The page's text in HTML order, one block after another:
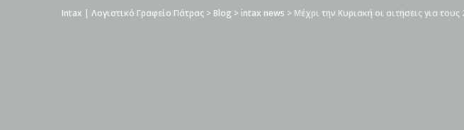
Intax | Λογιστικό Γραφείο Πάτρας > Blog > intax news > Μέχρι την Κυριακή οι αιτήσεις για